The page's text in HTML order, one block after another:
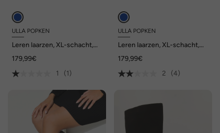
ULLA POPKEN
Leren laarzen, XL-schacht,
H
179,99€
1
(1)
ULLA POPKEN
Leren laarzen, XL-schacht,
H
179,99€
2
(4)